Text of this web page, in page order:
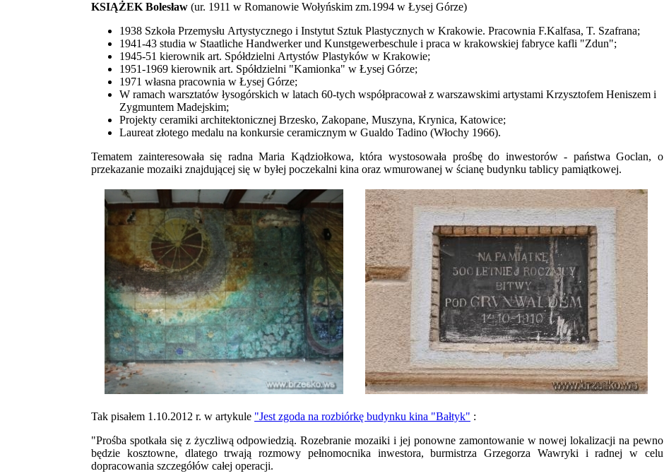
KSIĄŻEK Bolesław (ur. 1911 w Romanowie Wołyńskim zm.1994 w Łysej Górze)
1938 Szkoła Przemysłu Artystycznego i Instytut Sztuk Plastycznych w Krakowie. Pracownia F.Kalfasa, T. Szafrana;
1941-43 studia w Staatliche Handwerker und Kunstgewerbeschule i praca w krakowskiej fabryce kafli "Zdun";
1945-51 kierownik art. Spółdzielni Artystów Plastyków w Krakowie;
1951-1969 kierownik art. Spółdzielni "Kamionka" w Łysej Górze;
1971 własna pracownia w Łysej Górze;
W ramach warsztatów łysogórskich w latach 60-tych współpracował z warszawskimi artystami Krzysztofem Heniszem i
Zygmuntem Madejskim;
Projekty ceramiki architektonicznej Brzesko, Zakopane, Muszyna, Krynica, Katowice;
Laureat złotego medalu na konkursie ceramicznym w Gualdo Tadino (Włochy 1966).
Tematem zainteresowała się radna Maria Kądziołkowa, która wystosowała prośbę do inwestorów - państwa Goclan, o
przekazanie mozaiki znajdującej się w byłej poczekalni kina oraz wmurowanej w ścianę budynku tablicy pamiątkowej.
Tak pisałem 1.10.2012 r. w artykule "Jest zgoda na rozbiórkę budynku kina "Bałtyk" :
"Prośba spotkała się z życzliwą odpowiedzią. Rozebranie mozaiki i jej ponowne zamontowanie w nowej lokalizacji na pewno
będzie kosztowne, dlatego trwają rozmowy pełnomocnika inwestora, burmistrza Grzegorza Wawryki i radnej w celu
dopracowania szczegółów całej operacji.